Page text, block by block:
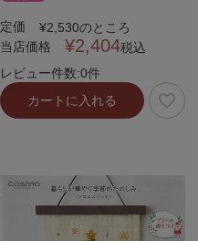
定価 ¥2,530のところ
当店価格
¥2,404税込
レビュー件数:0件
カートに入れる